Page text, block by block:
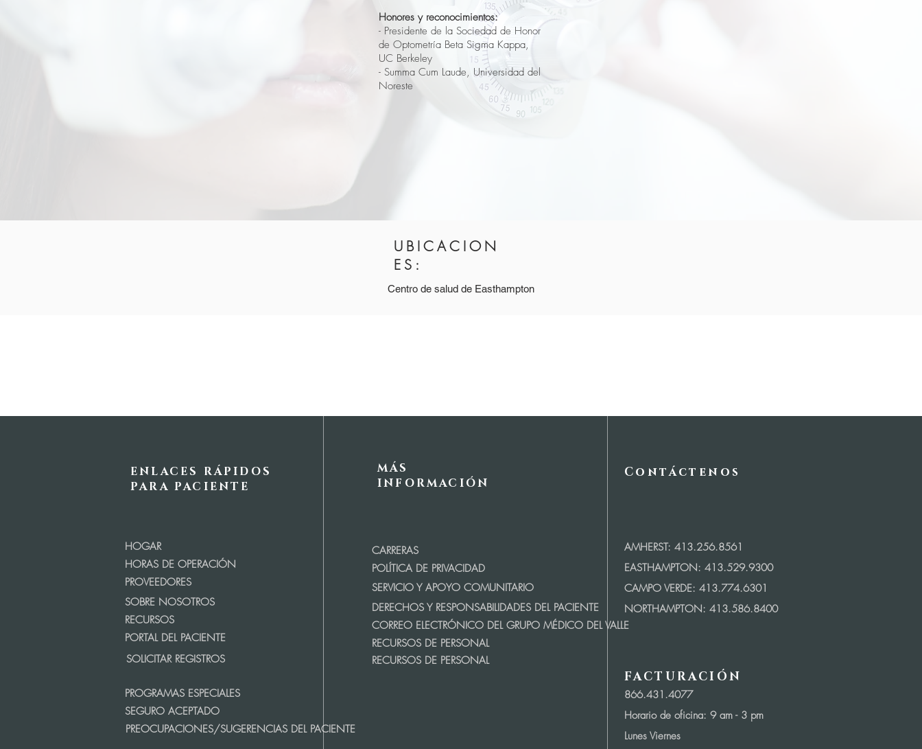
Honores y reconocimientos:
- Presidente de la Sociedad de Honor
de Optometría Beta Sigma Kappa,
UC Berkeley
- Summa Cum Laude, Universidad del
Noreste
UBICACION
ES:
Centro de salud de Easthampton
ENLACES RÁPIDOS
PARA PACIENTE
HOGAR
HORAS DE OPERACIÓN
PROVEEDORES
SOBRE NOSOTROS
RECURSOS
PORTAL DEL PACIENTE
SOLICITAR REGISTROS
PROGRAMAS ESPECIALES
SEGURO ACEPTADO
PREOCUPACIONES/SUGERENCIAS DEL PACIENTE
MÁS
INFORMACIÓN
CARRERAS
POLÍTICA DE PRIVACIDAD
SERVICIO Y APOYO COMUNITARIO
DERECHOS Y RESPONSABILIDADES DEL PACIENTE
CORREO ELECTRÓNICO DEL GRUPO MÉDICO DEL VALLE
RECURSOS DE PERSONAL
RECURSOS DE PERSONAL
Contáctenos
AMHERST: 413.256.8561
EASTHAMPTON: 413.529.9300
CAMPO VERDE: 413.774.6301
NORTHAMPTON: 413.586.8400
FACTURACIÓN
866.431.4077
Horario de oficina: 9 am - 3 pm
Lunes Viernes